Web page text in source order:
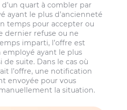
quart à combler par
ayant le plus d’ancienneté
temps pour accepter ou
dernier refuse ou ne
imparti, l’offre est
employé ayant le plus
de suite. Dans le cas où
l’offre, une notification
envoyée pour vous
la situation.